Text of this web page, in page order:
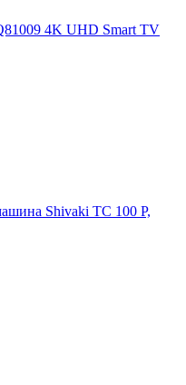
4K UHD Smart TV
Shivaki TC 100 P,